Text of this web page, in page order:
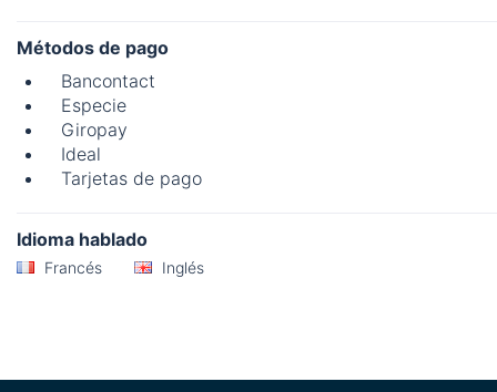
Métodos de pago
Bancontact
Especie
Giropay
Ideal
Tarjetas de pago
Idioma hablado
Francés Inglés